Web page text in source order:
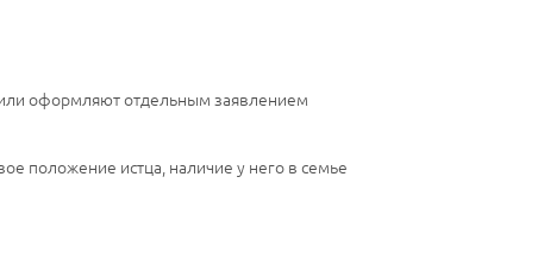
или оформляют отдельным заявлением
положение истца, наличие у него в семье